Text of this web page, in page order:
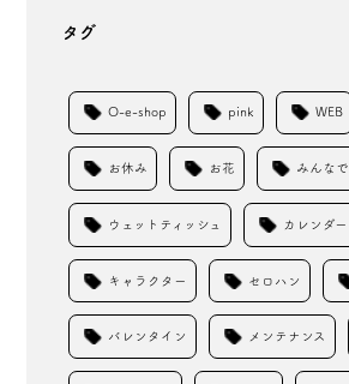
タグ
O-e-shop pink WEB
お休み お花 みんなで
ウェットティッシュ カレンダー
キャラクター セロハン
バレンタイン メンテナンス